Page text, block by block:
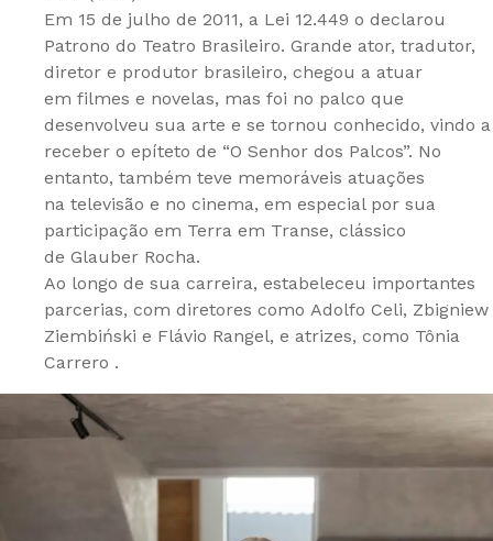
Em 15 de julho de 2011, a Lei 12.449 o declarou
Patrono do Teatro Brasileiro. Grande ator, tradutor,
diretor e produtor brasileiro, chegou a atuar
em filmes e novelas, mas foi no palco que
desenvolveu sua arte e se tornou conhecido, vindo a
receber o epíteto de “O Senhor dos Palcos”. No
entanto, também teve memoráveis atuações
na televisão e no cinema, em especial por sua
participação em Terra em Transe, clássico
de Glauber Rocha.
Ao longo de sua carreira, estabeleceu importantes
parcerias, com diretores como Adolfo Celi, Zbigniew
Ziembiński e Flávio Rangel, e atrizes, como Tônia
Carrero .